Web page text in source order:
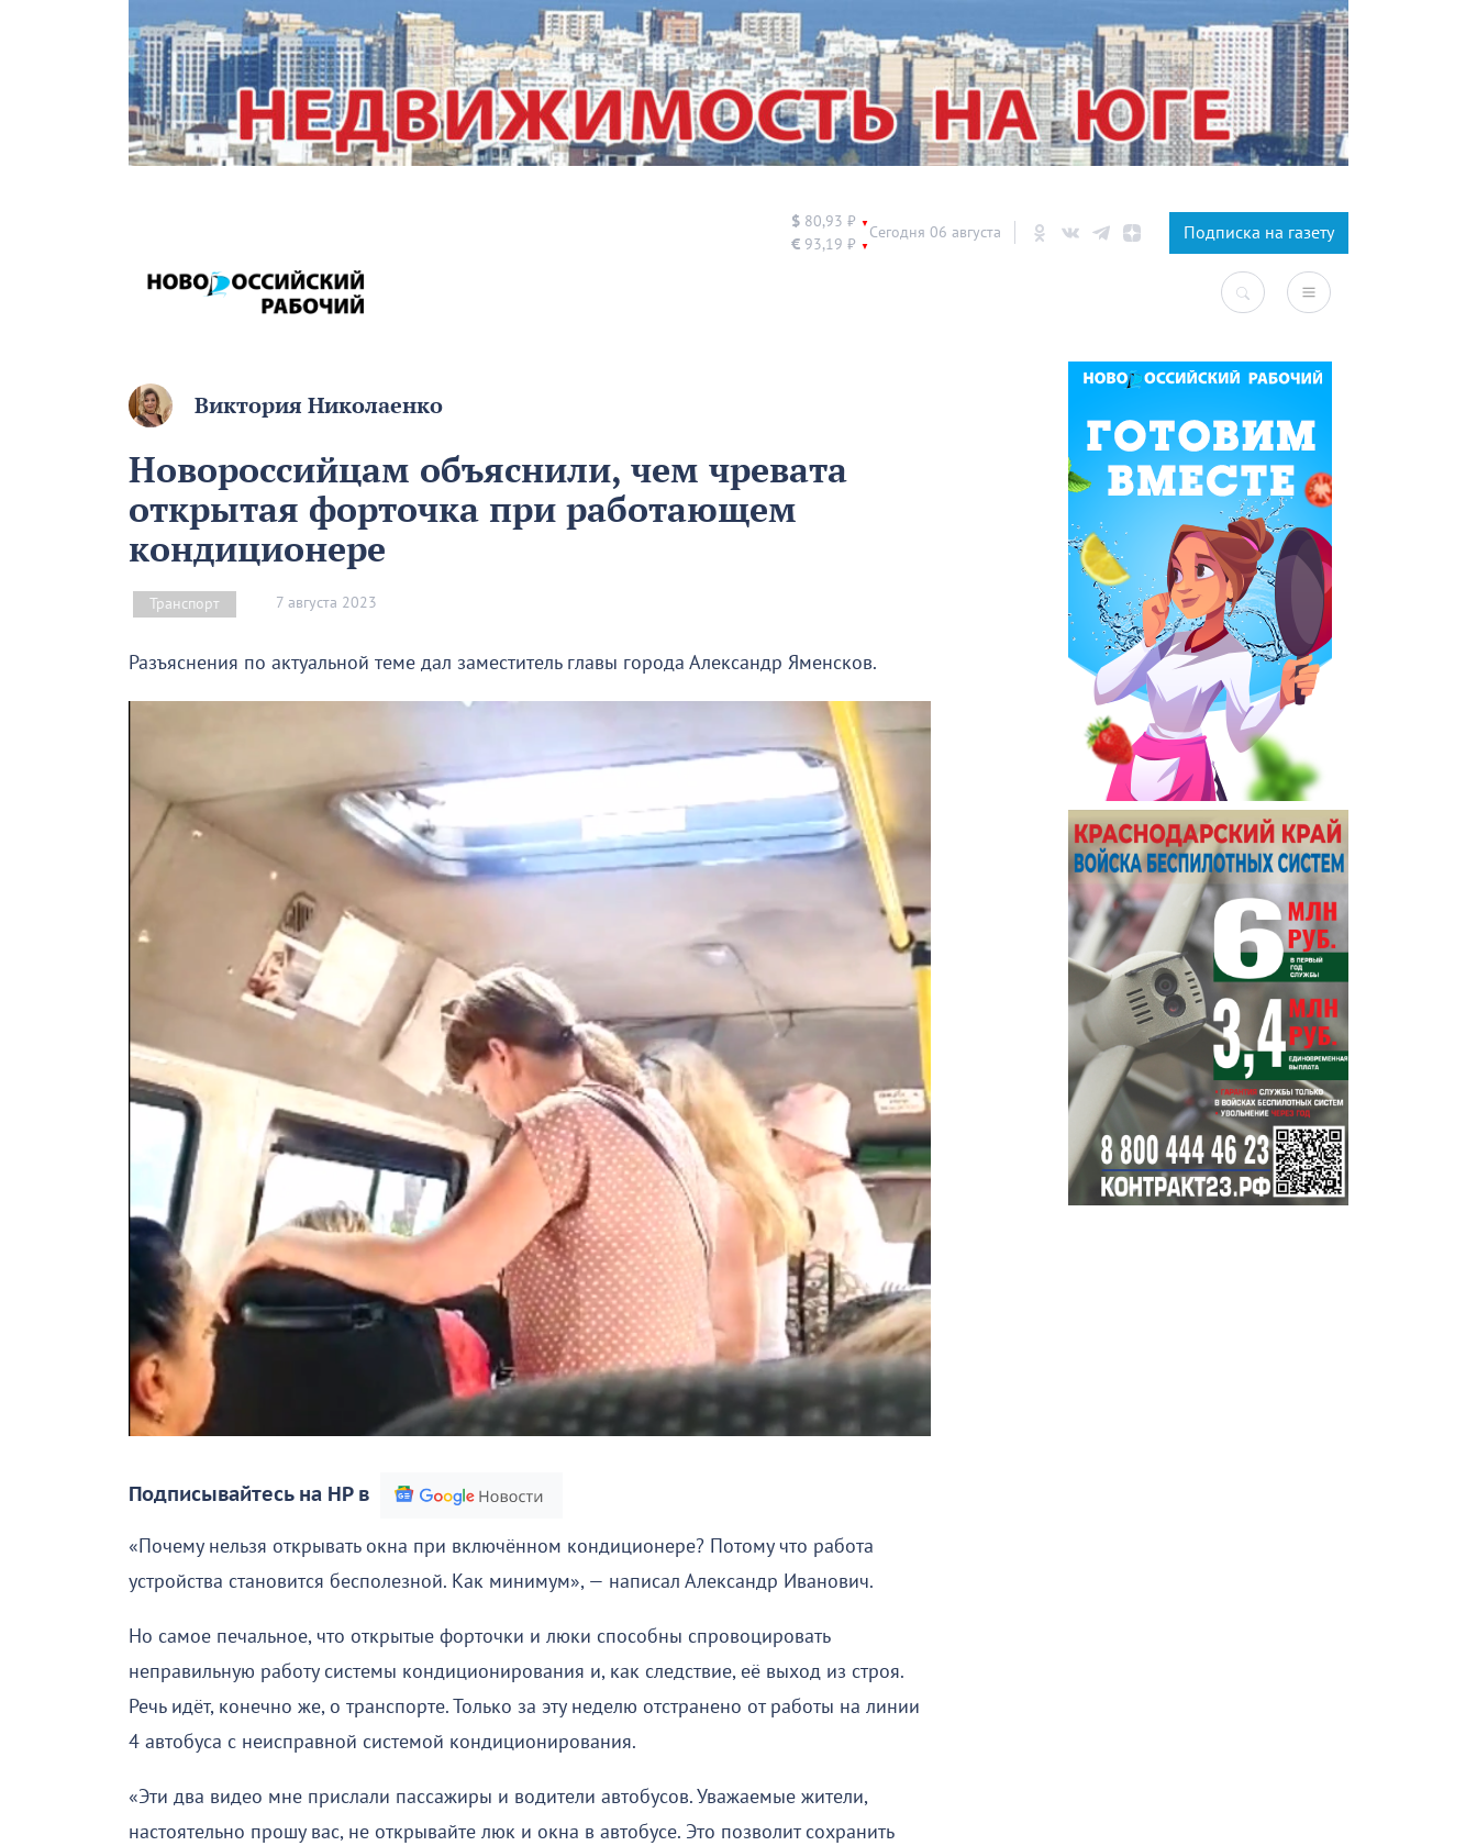
$ 80,93 ₽ ▼
€ 93,19 ₽ ▼
Сегодня 06 августа Подписка на газету
Виктория Николаенко
Новороссийцам объяснили, чем чревата
открытая форточка при работающем
кондиционере
Транспорт 7 августа 2023
Разъяснения по актуальной теме дал заместитель главы города Александр Яменсков.
Подписывайтесь на НР в
«Почему нельзя открывать окна при включённом кондиционере? Потому что работа
устройства становится бесполезной. Как минимум», — написал Александр Иванович.
Но самое печальное, что открытые форточки и люки способны спровоцировать
неправильную работу системы кондиционирования и, как следствие, её выход из строя.
Речь идёт, конечно же, о транспорте. Только за эту неделю отстранено от работы на линии
4 автобуса с неисправной системой кондиционирования.
«Эти два видео мне прислали пассажиры и водители автобусов. Уважаемые жители,
настоятельно прошу вас, не открывайте люк и окна в автобусе. Это позволит сохранить